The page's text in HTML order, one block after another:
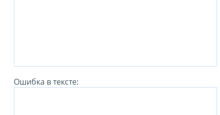
Ошибка в тексте: